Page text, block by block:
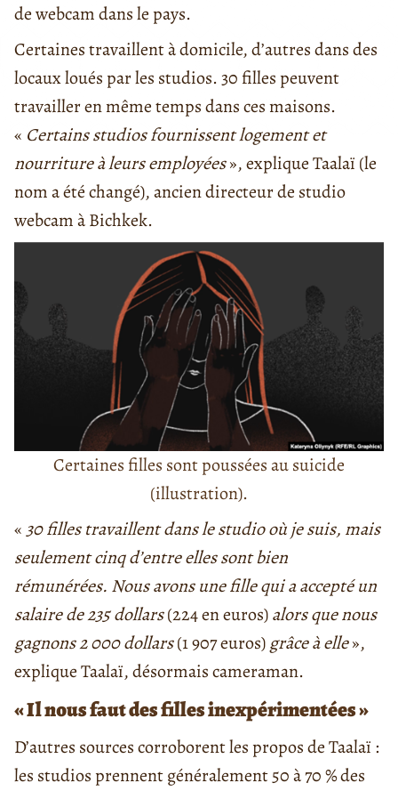
de webcam dans le pays.
Certaines travaillent à domicile, d’autres dans des
locaux loués par les studios. 30 filles peuvent
travailler en même temps dans ces maisons.
« Certains studios fournissent logement et
nourriture à leurs employées», explique Taalaï (le
nom a été changé), ancien directeur de studio
webcam à Bichkek.
Certaines filles sont poussées au suicide
(illustration).
«30 filles travaillent dans le studio où je suis, mais
seulement cinq d’entre elles sont bien
rémunérées. Nous avons une fille qui a accepté un
salaire de 235 dollars(224 en euros)alors que nous
gagnons 2 000 dollars(1 907 euros)grâce à elle»,
explique Taalaï, désormais cameraman.
« Il nous faut des filles inexpérimentées »
D’autres sources corroborent les propos de Taalaï :
les studios prennent généralement 50 à 70 % des